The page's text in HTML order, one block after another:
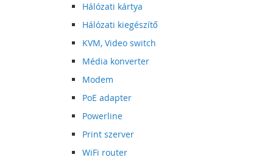
Hálózati kártya
Hálózati kiegészítő
KVM, Video switch
Média konverter
Modem
PoE adapter
Powerline
Print szerver
WiFi router